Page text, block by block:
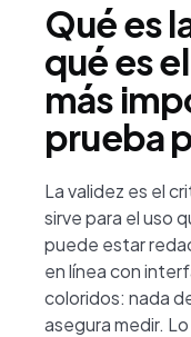
Qué es
qué es
más
prueba
La validez es el
sirve para el uso
puede estar
en línea con
coloridos: nada
asegura medir.